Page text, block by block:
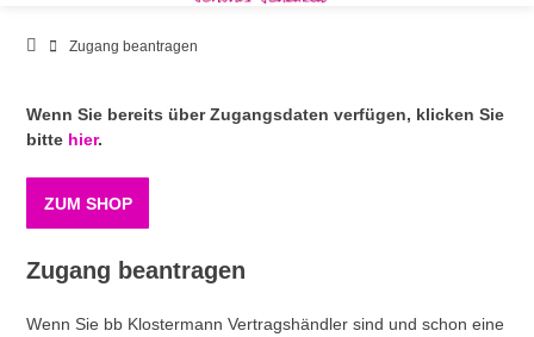
Zugang beantragen
Wenn Sie bereits über Zugangsdaten verfügen, klicken Sie
bitte hier.
ZUM SHOP
Zugang beantragen
Wenn Sie bb Klostermann Vertragshändler sind und schon eine